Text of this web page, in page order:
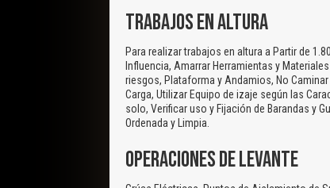
TRABAJOS EN ALTURA
Para realizar trabajos en altura a Partir de
Influencia, Amarrar Herramientas y
riesgos, Plataforma y Andamios, No
Carga, Utilizar Equipo de izaje según las
solo, Verificar uso y Fijación de Barandas y
Ordenada y Limpia.
OPERACIONES DE LEVANTE